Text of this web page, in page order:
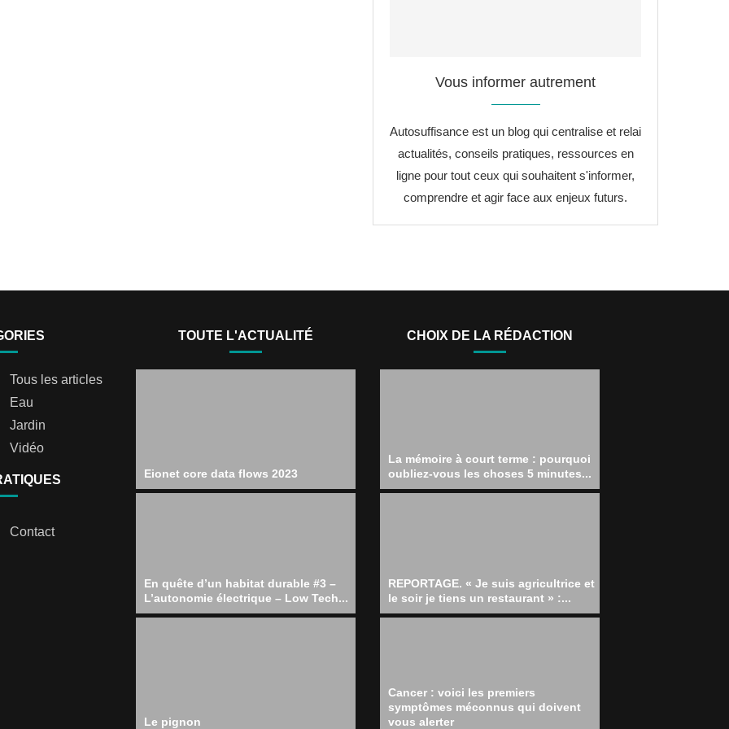
Vous informer autrement
Autosuffisance est un blog qui centralise et relai
actualités, conseils pratiques, ressources en
ligne pour tout ceux qui souhaitent s'informer,
comprendre et agir face aux enjeux futurs.
Tous les articles
Eau
Jardin
Vidéo
Contact
TOUTE L'ACTUALITÉ
Eionet core data flows 2023
En quête d’un habitat durable #3 –
L’autonomie électrique – Low Tech...
Le pignon
CHOIX DE LA RÉDACTION
La mémoire à court terme : pourquoi
oubliez-vous les choses 5 minutes...
REPORTAGE. « Je suis agricultrice et
le soir je tiens un restaurant » :...
Cancer : voici les premiers
symptômes méconnus qui doivent
vous alerter